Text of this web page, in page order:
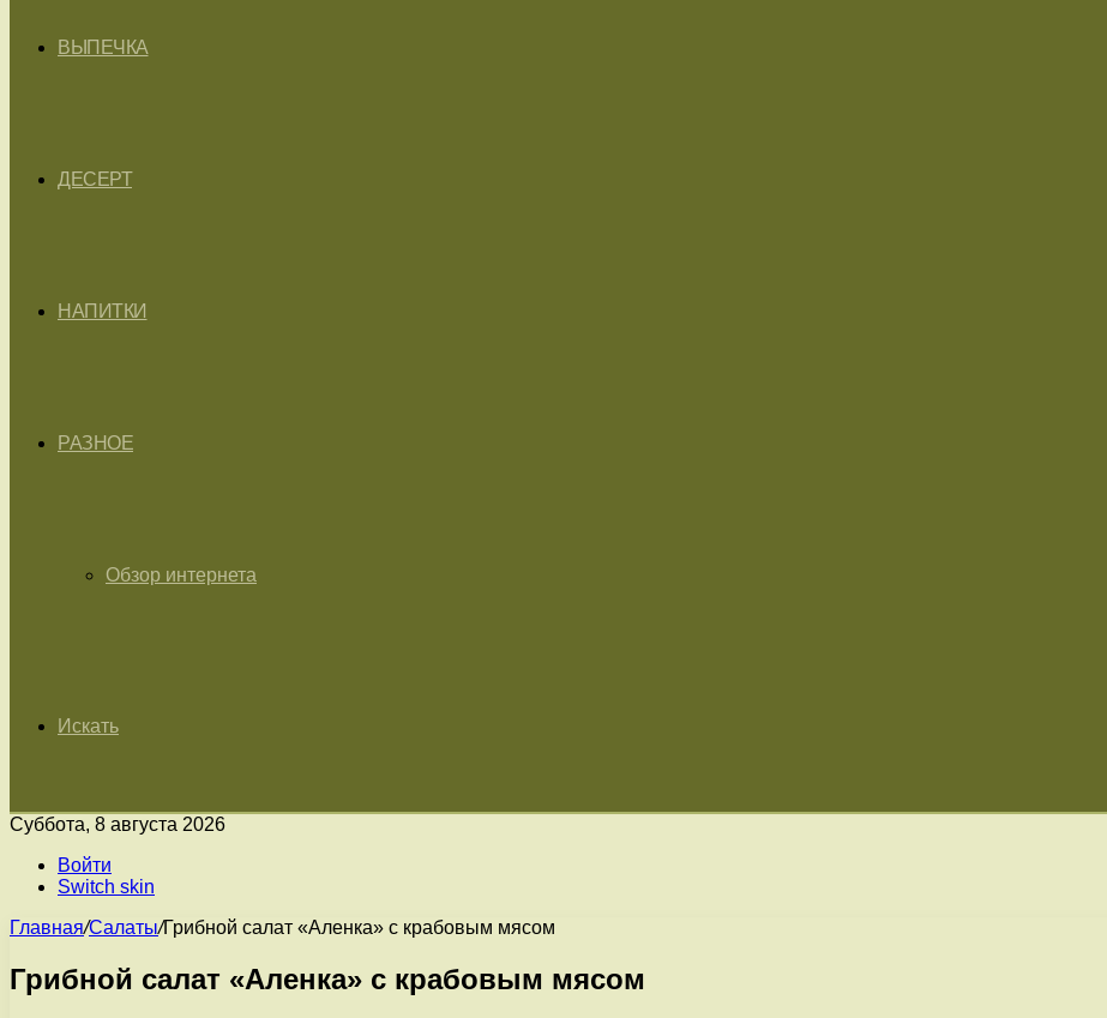
ВЫПЕЧКА
ДЕСЕРТ
НАПИТКИ
РАЗНОЕ
Обзор интернета
Искать
Суббота, 8 августа 2026
Войти
Switch skin
Главная/Салаты/Грибной салат «Аленка» с крабовым мясом
Грибной салат «Аленка» с крабовым мясом